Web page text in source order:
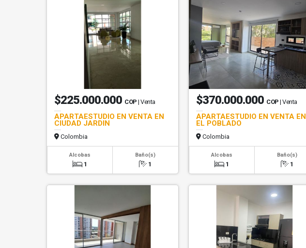
$225.000.000 COP | Venta
APARTAESTUDIO EN VENTA EN
CIUDAD JARDIN
Colombia
Alcobas
1
Baño(s)
1
$370.000.000 COP | Venta
APARTAESTUDIO EN VENTA EN
EL POBLADO
Colombia
Alcobas
1
Baño(s)
1